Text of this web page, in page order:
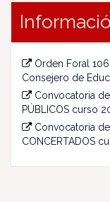
Orden Foral
Consejero de
Convocatoria
PÚBLICOS curso
Convocatoria
CONCERTADOS